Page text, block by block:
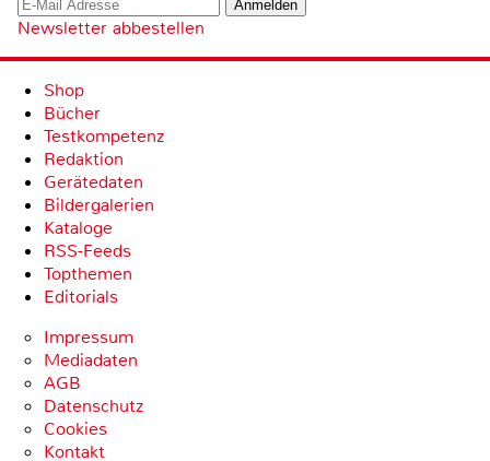
Newsletter abbestellen
Shop
Bücher
Testkompetenz
Redaktion
Gerätedaten
Bildergalerien
Kataloge
RSS-Feeds
Topthemen
Editorials
Impressum
Mediadaten
AGB
Datenschutz
Cookies
Kontakt